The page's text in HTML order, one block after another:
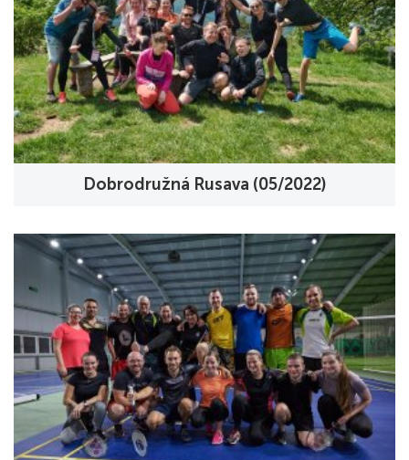
Dobrodružná Rusava (05/2022)